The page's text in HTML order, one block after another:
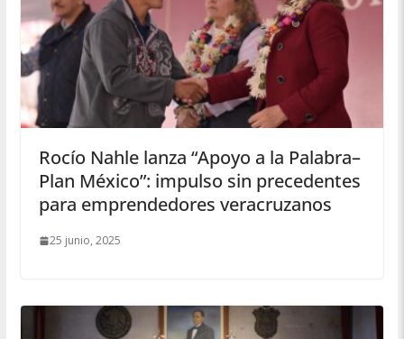
Rocío Nahle lanza “Apoyo a la Palabra–
Plan México”: impulso sin precedentes
para emprendedores veracruzanos
25 junio, 2025